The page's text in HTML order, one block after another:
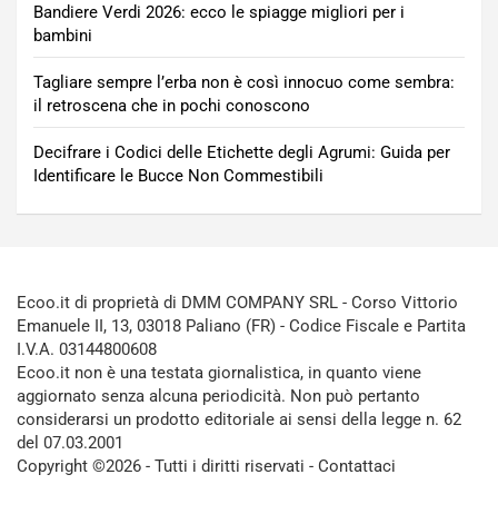
Bandiere Verdi 2026: ecco le spiagge migliori per i
bambini
Tagliare sempre l’erba non è così innocuo come sembra:
il retroscena che in pochi conoscono
Decifrare i Codici delle Etichette degli Agrumi: Guida per
Identificare le Bucce Non Commestibili
Ecoo.it di proprietà di DMM COMPANY SRL - Corso Vittorio
Emanuele II, 13, 03018 Paliano (FR) - Codice Fiscale e Partita
I.V.A. 03144800608
Ecoo.it non è una testata giornalistica, in quanto viene
aggiornato senza alcuna periodicità. Non può pertanto
considerarsi un prodotto editoriale ai sensi della legge n. 62
del 07.03.2001
Copyright ©2026 - Tutti i diritti riservati - Contattaci